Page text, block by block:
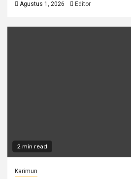
Agustus 1, 2026 Editor
2 min read
Karimun